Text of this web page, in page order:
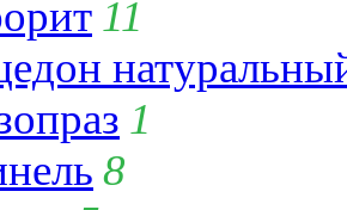
11
1
8